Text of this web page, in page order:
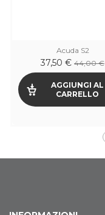
Acuda S2
37,50 € 44,00 €
AGGIUNGI AL
CARRELLO